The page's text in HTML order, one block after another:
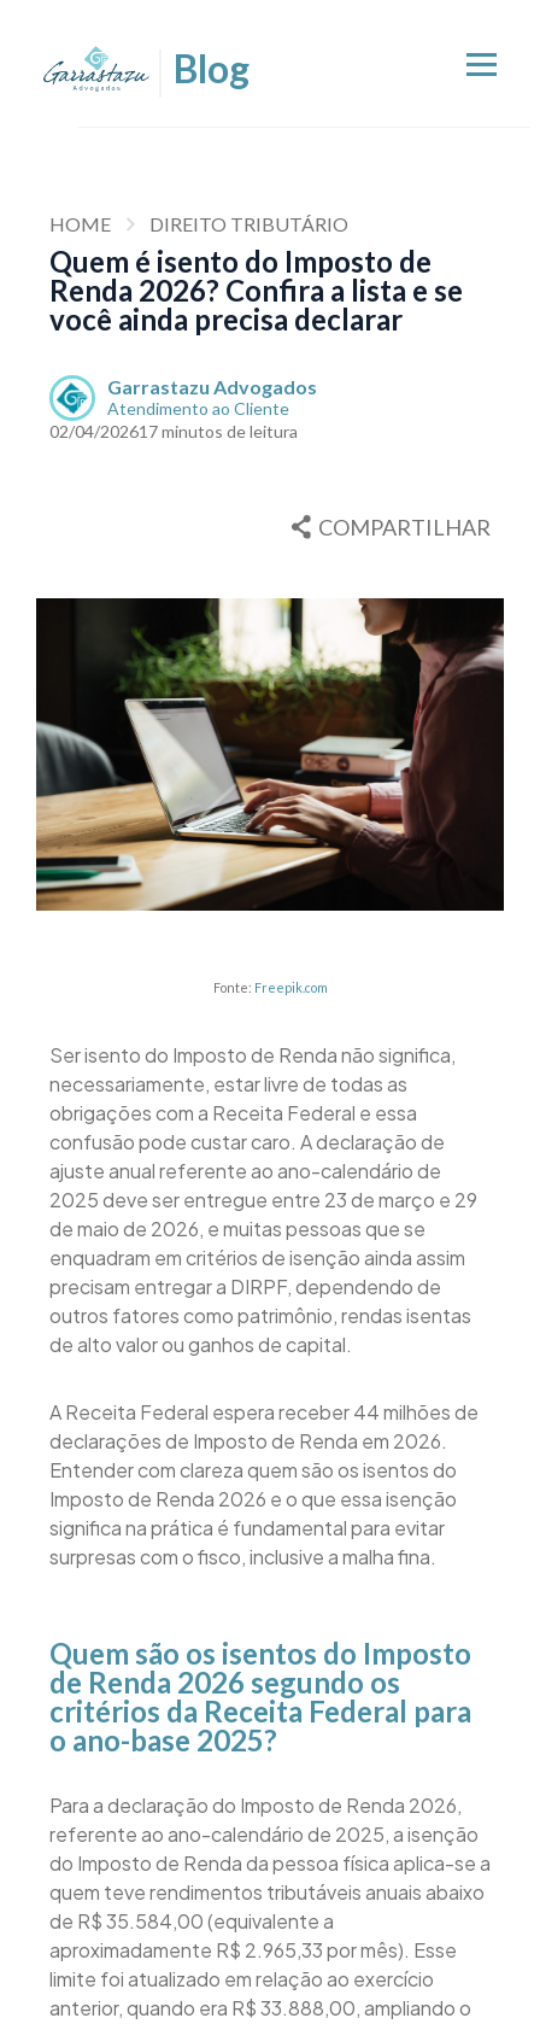
HOME DIREITO TRIBUTÁRIO
Quem é isento do Imposto de
Renda 2026? Confira a lista e se
você ainda precisa declarar
Garrastazu Advogados
Atendimento ao Cliente
02/04/202617 minutos de leitura
COMPARTILHAR
Fonte: Freepik.com
Ser isento do Imposto de Renda não significa,
necessariamente, estar livre de todas as
obrigações com a Receita Federal e essa
confusão pode custar caro. A declaração de
ajuste anual referente ao ano-calendário de
2025 deve ser entregue entre 23 de março e 29
de maio de 2026, e muitas pessoas que se
enquadram em critérios de isenção ainda assim
precisam entregar a DIRPF, dependendo de
outros fatores como patrimônio, rendas isentas
de alto valor ou ganhos de capital.
A Receita Federal espera receber 44 milhões de
declarações de Imposto de Renda em 2026.
Entender com clareza quem são os isentos do
Imposto de Renda 2026 e o que essa isenção
significa na prática é fundamental para evitar
surpresas com o fisco, inclusive a malha fina.
Quem são os isentos do Imposto
de Renda 2026 segundo os
critérios da Receita Federal para
o ano-base 2025?
Para a declaração do Imposto de Renda 2026,
referente ao ano-calendário de 2025, a isenção
do Imposto de Renda da pessoa física aplica-se a
quem teve rendimentos tributáveis anuais abaixo
de R$ 35.584,00 (equivalente a
aproximadamente R$ 2.965,33 por mês). Esse
limite foi atualizado em relação ao exercício
anterior, quando era R$ 33.888,00, ampliando o